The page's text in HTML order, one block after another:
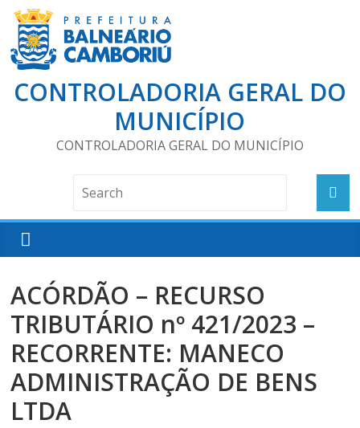
CONTROLADORIA GERAL DO
MUNICÍPIO
CONTROLADORIA GERAL DO MUNICÍPIO
ACÓRDÃO – RECURSO
TRIBUTÁRIO nº 421/2023 –
RECORRENTE: MANECO
ADMINISTRAÇÃO DE BENS
LTDA